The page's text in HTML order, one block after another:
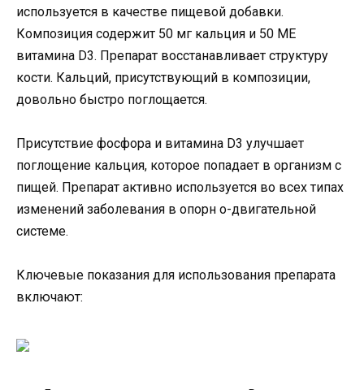
используется в качестве пищевой добавки.
Композиция содержит 50 мг кальция и 50 МЕ
витамина D3. Препарат восстанавливает структуру
кости. Кальций, присутствующий в композиции,
довольно быстро поглощается.
Присутствие фосфора и витамина D3 улучшает
поглощение кальция, которое попадает в организм с
пищей. Препарат активно используется во всех типах
изменений заболевания в опорн о-двигательной
системе.
Ключевые показания для использования препарата
включают: